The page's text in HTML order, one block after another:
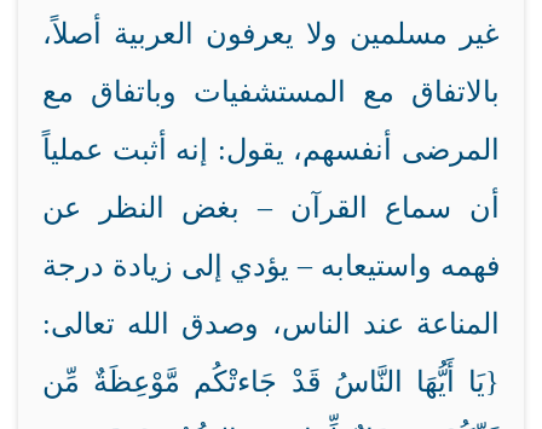
غير مسلمين ولا يعرفون العربية أصلاً،
بالاتفاق مع المستشفيات وباتفاق مع
المرضى أنفسهم، يقول: إنه أثبت عملياً
أن سماع القرآن – بغض النظر عن
فهمه واستيعابه – يؤدي إلى زيادة درجة
المناعة عند الناس، وصدق الله تعالى:
{يَا أَيُّهَا النَّاسُ قَدْ جَاءتْكُم مَّوْعِظَةٌ مِّن